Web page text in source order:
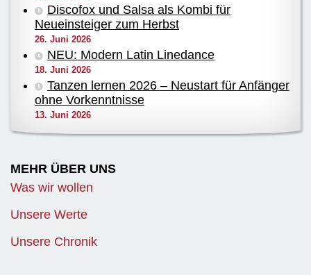
Discofox und Salsa als Kombi für
Neueinsteiger zum Herbst
26. Juni 2026
NEU: Modern Latin Linedance
18. Juni 2026
Tanzen lernen 2026 – Neustart für Anfänger
ohne Vorkenntnisse
13. Juni 2026
MEHR ÜBER UNS
Was wir wollen
Unsere Werte
Unsere Chronik